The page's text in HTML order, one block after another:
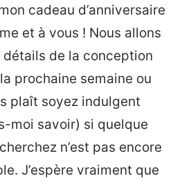
cadeau d’anniversaire
et à vous ! Nous allons
de la conception
prochaine semaine ou
plaît soyez indulgent
moi savoir) si quelque
n’est pas encore
J’espère vraiment que